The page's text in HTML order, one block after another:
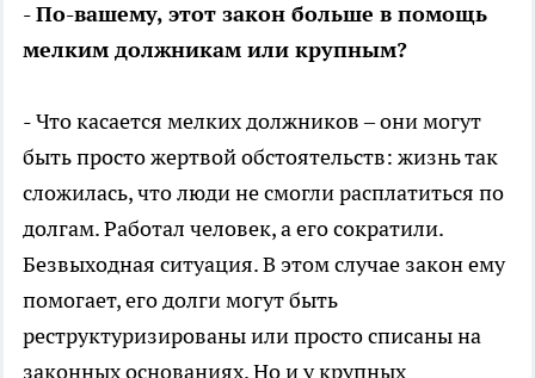
- По-вашему, этот закон больше в помощь
мелким должникам или крупным?
- Что касается мелких должников – они могут
быть просто жертвой обстоятельств: жизнь так
сложилась, что люди не смогли расплатиться по
долгам. Работал человек, а его сократили.
Безвыходная ситуация. В этом случае закон ему
помогает, его долги могут быть
реструктуризированы или просто списаны на
законных основаниях. Но и у крупных